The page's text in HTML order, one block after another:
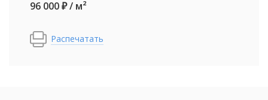
96 000 ₽ / м²
Распечатать